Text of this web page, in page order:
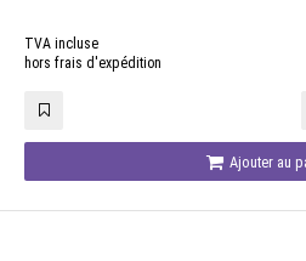
TVA incluse
hors frais d'expédition
Ajouter au